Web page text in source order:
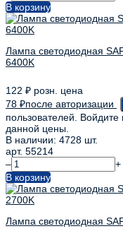
В корзину
Лампа светодиодная
6400K
122 ₽ розн. цена
78 ₽после авторизации
пользователей. Войдите
данной цены.
В наличии: 4728 шт.
арт. 55214
–
+
В корзину
Лампа светодиодная